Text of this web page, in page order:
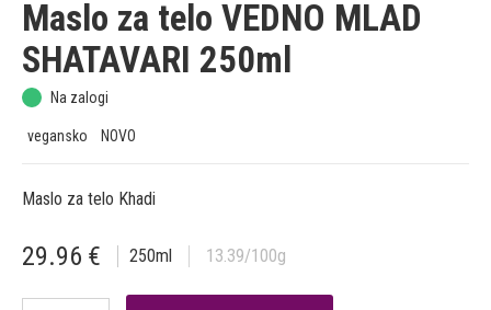
Maslo za telo VEDNO MLAD
SHATAVARI 250ml
Na zalogi
vegansko NOVO
Maslo za telo Khadi
29.96 € 250ml 13.39/100g